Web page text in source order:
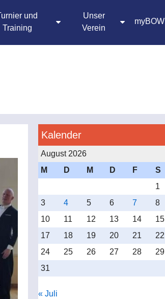
und
Training
Unser
Verein
myBOW
Kalender
August 2026
M
D M D F S
1
3
4 5 6 7 8
10
11 12 13 14 15
17
18 19 20 21 22
24
25 26 27 28 29
31
« Juli